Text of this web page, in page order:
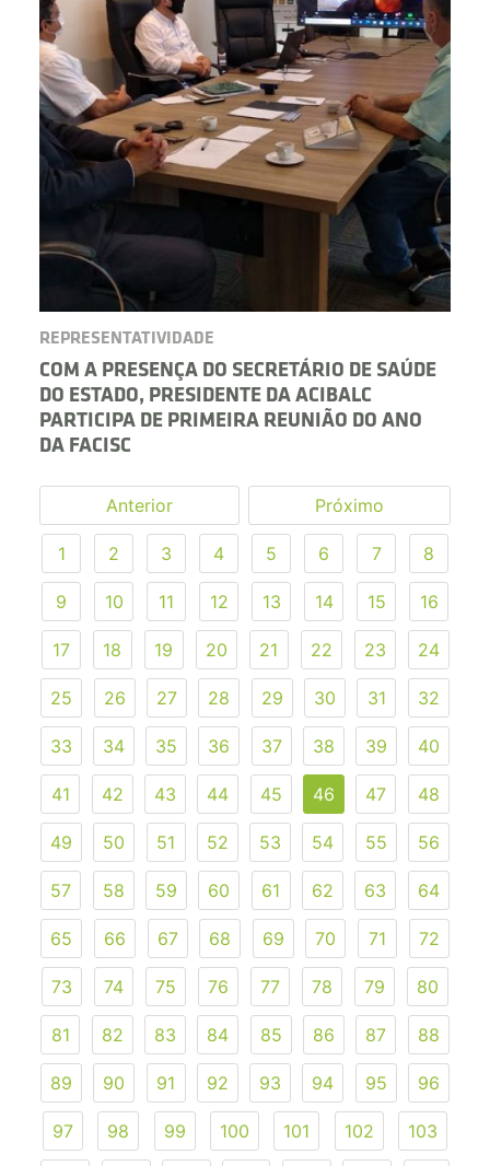
REPRESENTATIVIDADE
COM A PRESENÇA DO SECRETÁRIO DE SAÚDE
DO ESTADO, PRESIDENTE DA ACIBALC
PARTICIPA DE PRIMEIRA REUNIÃO DO ANO
DA FACISC
Anterior Próximo
1 2 3 4 5 6 7 8
9 10 11 12 13 14 15 16
17 18 19 20 21 22 23 24
25 26 27 28 29 30 31 32
33 34 35 36 37 38 39 40
41 42 43 44 45 46 47 48
49 50 51 52 53 54 55 56
57 58 59 60 61 62 63 64
65 66 67 68 69 70 71 72
73 74 75 76 77 78 79 80
81 82 83 84 85 86 87 88
89 90 91 92 93 94 95 96
97 98 99 100 101 102 103